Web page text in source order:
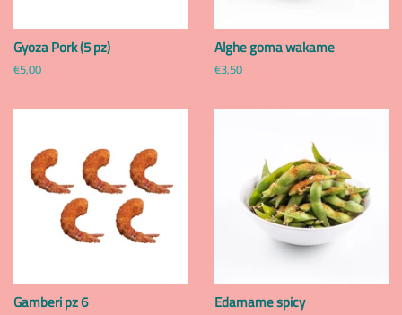
Gyoza Pork (5 pz)
Prezzo
€5,00
Alghe goma wakame
Prezzo
€3,50
Gamberi pz 6 Edamame spicy